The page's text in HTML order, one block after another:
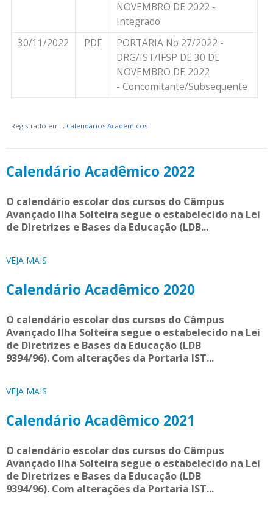
NOVEMBRO DE 2022 -
Integrado
30/11/2022
PDF
PORTARIA No 27/2022 -
DRG/IST/IFSP DE 30 DE
NOVEMBRO DE 2022
- Concomitante/Subsequente
Registrado em: , Calendários Acadêmicos
Calendário Acadêmico 2022
O calendário escolar dos cursos do Câmpus
Avançado Ilha Solteira segue o estabelecido na Lei
de Diretrizes e Bases da Educação (LDB...
VEJA MAIS
Calendário Acadêmico 2020
O calendário escolar dos cursos do Câmpus
Avançado Ilha Solteira segue o estabelecido na Lei
de Diretrizes e Bases da Educação (LDB
9394/96). Com alterações da Portaria IST...
VEJA MAIS
Calendário Acadêmico 2021
O calendário escolar dos cursos do Câmpus
Avançado Ilha Solteira segue o estabelecido na Lei
de Diretrizes e Bases da Educação (LDB
9394/96). Com alterações da Portaria IST...